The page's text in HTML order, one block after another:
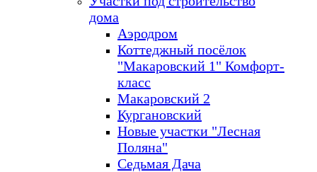
дома
Аэродром
Коттеджный посёлок
"Макаровский 1" Комфорт-
класс
Макаровский 2
Кургановский
Новые участки "Лесная
Поляна"
Седьмая Дача